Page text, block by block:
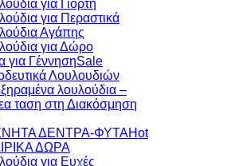
για Γιορτή
για Περαστικά
Αγάπης
για Δώρο
για Γέννηση
Λουλουδιών
λουλούδια –
ταση στη Διακόσμηση
ΔΕΝΤΡΑ-ΦΥΤΑ
ΔΩΡΑ
για Ευχές